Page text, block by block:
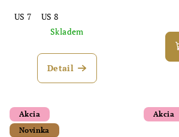
US 7
US 8
Skladem
Detail
Akcia
Novinka
Akcia